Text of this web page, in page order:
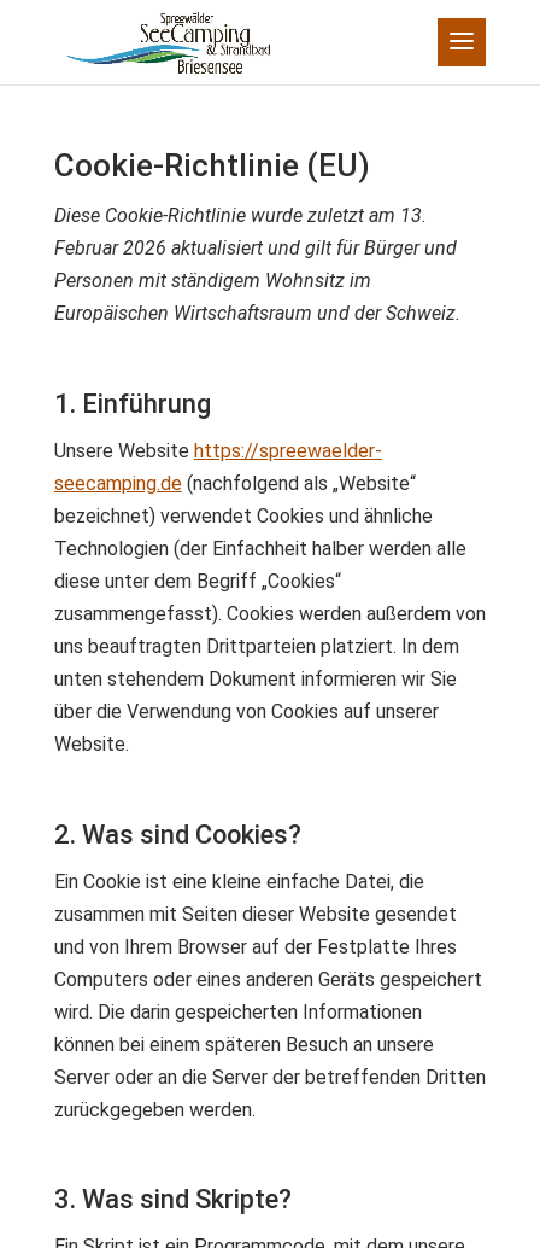
Cookie-Richtlinie (EU)
Diese Cookie-Richtlinie wurde zuletzt am 13.
Februar 2026 aktualisiert und gilt für Bürger und
Personen mit ständigem Wohnsitz im
Europäischen Wirtschaftsraum und der Schweiz.
1. Einführung
Unsere Website https://spreewaelder-
seecamping.de(nachfolgend als „Website“
bezeichnet) verwendet Cookies und ähnliche
Technologien (der Einfachheit halber werden alle
diese unter dem Begriff „Cookies“
zusammengefasst). Cookies werden außerdem von
uns beauftragten Drittparteien platziert. In dem
unten stehendem Dokument informieren wir Sie
über die Verwendung von Cookies auf unserer
Website.
2. Was sind Cookies?
Ein Cookie ist eine kleine einfache Datei, die
zusammen mit Seiten dieser Website gesendet
und von Ihrem Browser auf der Festplatte Ihres
Computers oder eines anderen Geräts gespeichert
wird. Die darin gespeicherten Informationen
können bei einem späteren Besuch an unsere
Server oder an die Server der betreffenden Dritten
zurückgegeben werden.
3. Was sind Skripte?